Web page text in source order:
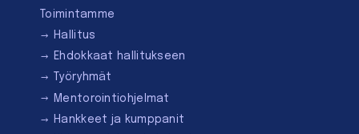
Toimintamme
Hallitus
Ehdokkaat hallitukseen
Työryhmät
Mentorointi­ohjelmat
Hankkeet ja kumppanit